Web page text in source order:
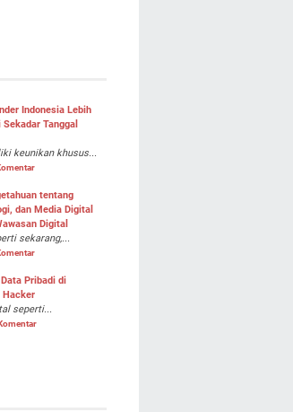
Indonesia Lebih
Tanggal
keunikan khusus...
tentang
dan Media Digital
Digital
sekarang,...
Pribadi di
Hacker
seperti...